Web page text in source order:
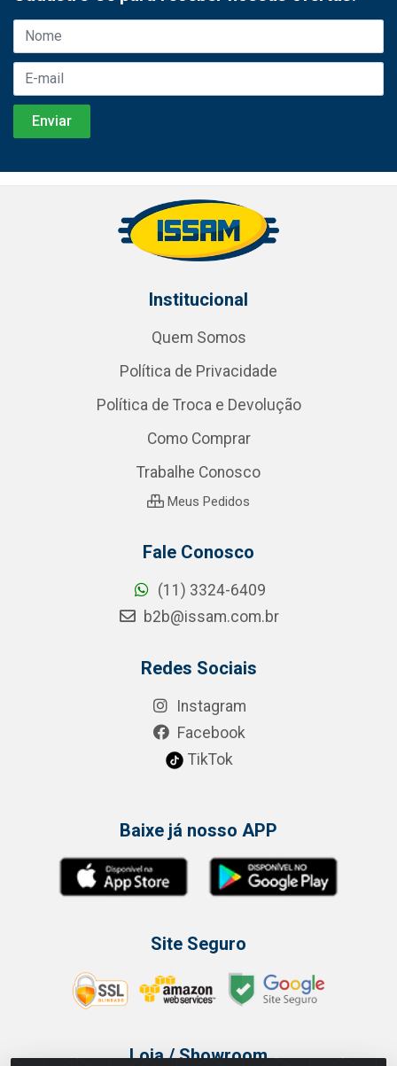
Institucional
Quem Somos
Política de Privacidade
Política de Troca e Devolução
Como Comprar
Trabalhe Conosco
Meus Pedidos
Fale Conosco
(11) 3324-6409
b2b@issam.com.br
Redes Sociais
Instagram
Facebook
TikTok
Baixe já nosso APP
Site Seguro
Loja / Showroom